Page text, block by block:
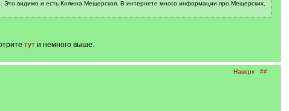
Это видимо и есть Княжна Мещерская. В интернете много информации про Мещерских,
тути немного выше.
Наверх ##